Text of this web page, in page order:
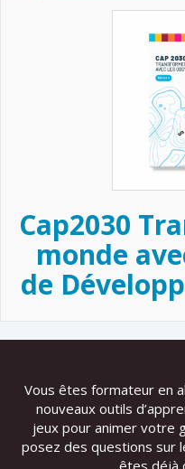
Cap2030
monde
de
Vous êtes formateur en
nouveaux outils
jeux pour animer votre
posez des questions sur
êtes déjà